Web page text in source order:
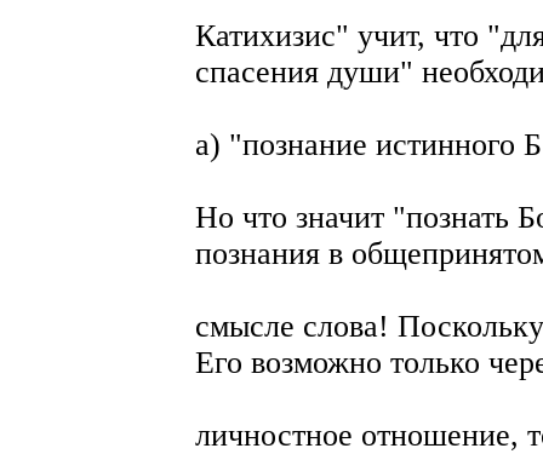
Катихизис" учит, что
спасения души"
а) "познание истинного
Но что значит "познать
познания в
смысле слова!
Его возможно только
личностное отношение,